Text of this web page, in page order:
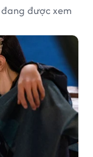
được xem